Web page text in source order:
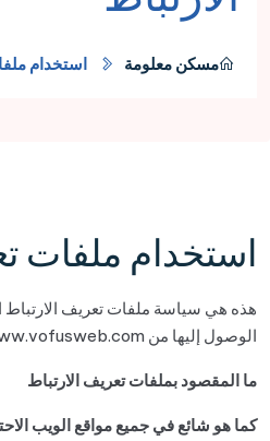
مسكن معلومة استخدام
استخدام ملفات
الوصول إليها من https://www.vofusweb.com
ما المقصود بملفات تعريف الارتباط
كما هو شائع في جميع مواقع الويب